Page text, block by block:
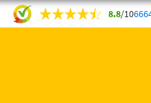
8.8/10